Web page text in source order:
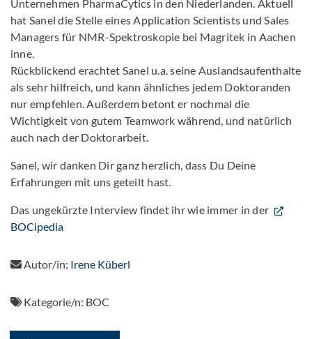
Unternehmen PharmaCytics in den Niederlanden. Aktuell
hat Sanel die Stelle eines Application Scientists und Sales
Managers für NMR-Spektroskopie bei Magritek in Aachen
inne.
Rückblickend erachtet Sanel u.a. seine Auslandsaufenthalte
als sehr hilfreich, und kann ähnliches jedem Doktoranden
nur empfehlen. Außerdem betont er nochmal die
Wichtigkeit von gutem Teamwork während, und natürlich
auch nach der Doktorarbeit.
Sanel, wir danken Dir ganz herzlich, dass Du Deine
Erfahrungen mit uns geteilt hast.
Das ungekürzte Interview findet ihr wie immer in der
BOCipedia
Autor/in: Irene Küberl
Kategorie/n: BOC